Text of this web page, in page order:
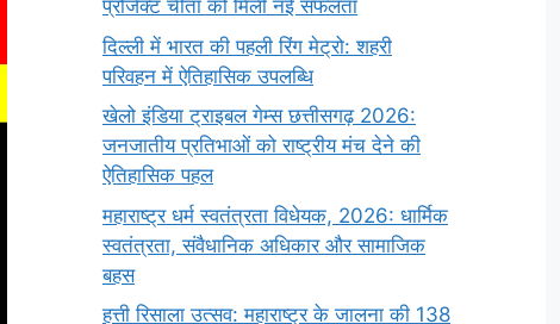
प्रोजेक्ट चीता को मिली नई सफलता
दिल्ली में भारत की पहली रिंग मेट्रो: शहरी
परिवहन में ऐतिहासिक उपलब्धि
खेलो इंडिया ट्राइबल गेम्स छत्तीसगढ़ 2026:
जनजातीय प्रतिभाओं को राष्ट्रीय मंच देने की
ऐतिहासिक पहल
महाराष्ट्र धर्म स्वतंत्रता विधेयक, 2026: धार्मिक
स्वतंत्रता, संवैधानिक अधिकार और सामाजिक
बहस
हत्ती रिसाला उत्सव: महाराष्ट्र के जालना की 138